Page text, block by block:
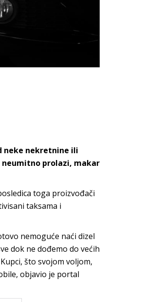
neke nekretnine ili
neumitno prolazi, makar
toga proizvođači
taksama i
nemoguće naći dizel
dok ne dođemo do većih
što svojom voljom,
objavio je portal